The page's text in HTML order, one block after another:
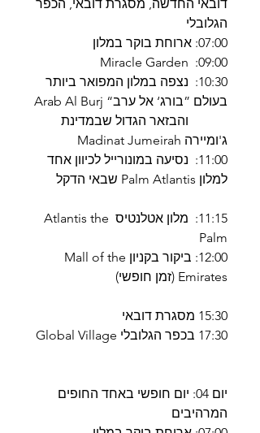
דובאי החדשה, מסגרת דובאי, הכפר
הגלובלי
07:00: ארוחת בוקר במלון
09:00: Miracle Garden
10:30: נצפה במלון המפואר ביותר
בעולם ”בורג‘ אל ערב“ Arab Al Burj
והבזאר הגדול שבמדינת
ג'ומיירה Madinat Jumeirah
11:00: נסיעה במונורייל לכיוון אחד
למלון Palm Atlantis שבאי הדקל
11:15: מלון אטלנטיס Atlantis the
Palm
12:00: ביקור בקניון Mall of the
Emirates (זמן חופשי)
15:30 מסגרת דובאי
17:30 בכפר הגלובלי Global Village
יום 04: יום חופשי באחד החופים
המרהיבים